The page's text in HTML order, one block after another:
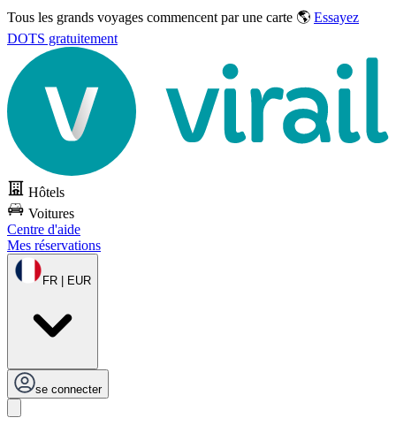
Tous les grands voyages commencent par une carte 🌎 Essayez
DOTS gratuitement
Hôtels
Voitures
Centre d'aide
Mes réservations
FR | EUR
se connecter